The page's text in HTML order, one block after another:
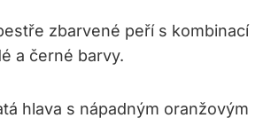
zbarvené ​peří s kombinací
a černé barvy.
hlava s ‍nápadným oranžovým